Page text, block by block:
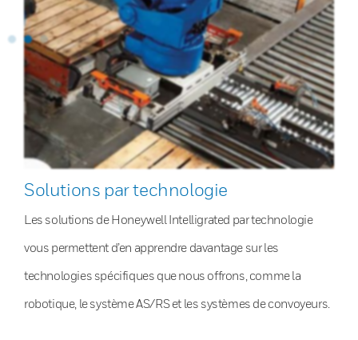
Solutions par technologie
Les solutions de Honeywell Intelligrated par technologie
vous permettent d’en apprendre davantage sur les
technologies spécifiques que nous offrons, comme la
robotique, le système AS/RS et les systèmes de convoyeurs.